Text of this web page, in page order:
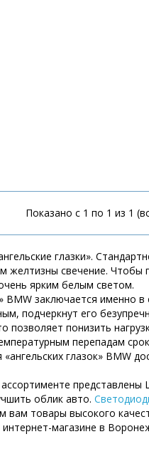
Показано с 1 по 1 из 1
глазки».
желтизны свечение. Чтобы
ярким белым светом.
BMW заключается именно в
подчеркнут его
понизить
перепадам
глазок» BMW
представлены
облик авто.
вам товары высокого
магазине в